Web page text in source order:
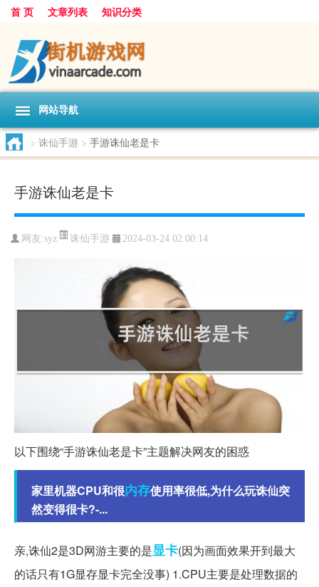
首 页 文章列表 知识分类
网站导航
> 诛仙手游 > 手游诛仙老是卡
手游诛仙老是卡
网友:syz 诛仙手游 2024-03-24 02:00:14
以下围绕“手游诛仙老是卡”主题解决网友的困惑
家里机器CPU和很内存使用率很低,为什么玩诛仙突
然变得很卡?-...
亲,诛仙2是3D网游主要的是显卡(因为画面效果开到最大
的话只有1G显存显卡完全没事) 1.CPU主要是处理数据的